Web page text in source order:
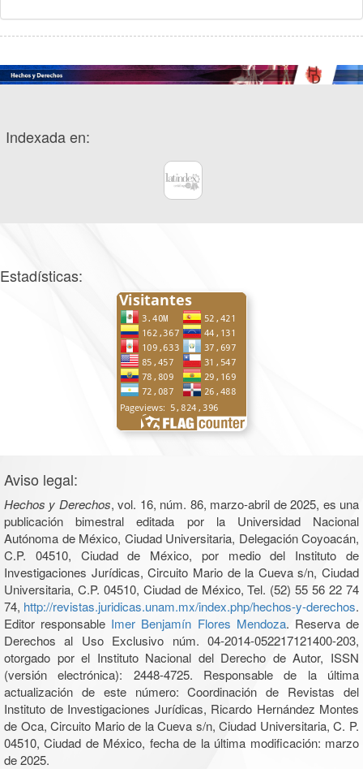
Indexada en:
Estadísticas:
Aviso legal:
Hechos y Derechos, vol. 16, núm. 86, marzo-abril de 2025, es una
publicación bimestral editada por la Universidad Nacional
Autónoma de México, Ciudad Universitaria, Delegación Coyoacán,
C.P. 04510, Ciudad de México, por medio del Instituto de
Investigaciones Jurídicas, Circuito Mario de la Cueva s/n, Ciudad
Universitaria, C.P. 04510, Ciudad de México, Tel. (52) 55 56 22 74
74, http://revistas.juridicas.unam.mx/index.php/hechos-y-derechos.
Editor responsable Imer Benjamín Flores Mendoza. Reserva de
Derechos al Uso Exclusivo núm. 04-2014-052217121400-203,
otorgado por el Instituto Nacional del Derecho de Autor, ISSN
(versión electrónica): 2448-4725. Responsable de la última
actualización de este número: Coordinación de Revistas del
Instituto de Investigaciones Jurídicas, Ricardo Hernández Montes
de Oca, Circuito Mario de la Cueva s/n, Ciudad Universitaria, C. P.
04510, Ciudad de México, fecha de la última modificación: marzo
de 2025.